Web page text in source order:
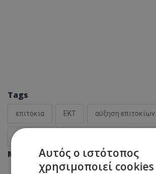
Tags
επιτόκια ΕΚΤ αύξηση επιτοκίων
Μοιράσου αυτό το άρθρο
Αυτός ο ιστότοπος
χρησιμοποιεί cookies